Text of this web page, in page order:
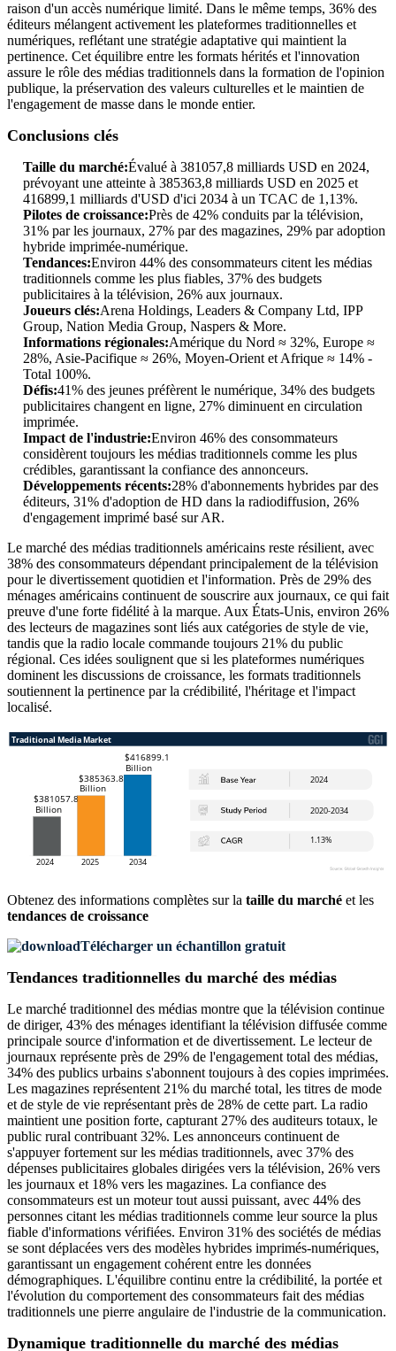
raison d'un accès numérique limité. Dans le même temps, 36% des
éditeurs mélangent activement les plateformes traditionnelles et
numériques, reflétant une stratégie adaptative qui maintient la
pertinence. Cet équilibre entre les formats hérités et l'innovation
assure le rôle des médias traditionnels dans la formation de l'opinion
publique, la préservation des valeurs culturelles et le maintien de
l'engagement de masse dans le monde entier.
Conclusions clés
Taille du marché:Évalué à 381057,8 milliards USD en 2024,
prévoyant une atteinte à 385363,8 milliards USD en 2025 et
416899,1 milliards d'USD d'ici 2034 à un TCAC de 1,13%.
Pilotes de croissance:Près de 42% conduits par la télévision,
31% par les journaux, 27% par des magazines, 29% par adoption
hybride imprimée-numérique.
Tendances:Environ 44% des consommateurs citent les médias
traditionnels comme les plus fiables, 37% des budgets
publicitaires à la télévision, 26% aux journaux.
Joueurs clés:Arena Holdings, Leaders & Company Ltd, IPP
Group, Nation Media Group, Naspers & More.
Informations régionales:Amérique du Nord ≈ 32%, Europe ≈
28%, Asie-Pacifique ≈ 26%, Moyen-Orient et Afrique ≈ 14% -
Total 100%.
Défis:41% des jeunes préfèrent le numérique, 34% des budgets
publicitaires changent en ligne, 27% diminuent en circulation
imprimée.
Impact de l'industrie:Environ 46% des consommateurs
considèrent toujours les médias traditionnels comme les plus
crédibles, garantissant la confiance des annonceurs.
Développements récents:28% d'abonnements hybrides par des
éditeurs, 31% d'adoption de HD dans la radiodiffusion, 26%
d'engagement imprimé basé sur AR.
Le marché des médias traditionnels américains reste résilient, avec
38% des consommateurs dépendant principalement de la télévision
pour le divertissement quotidien et l'information. Près de 29% des
ménages américains continuent de souscrire aux journaux, ce qui fait
preuve d'une forte fidélité à la marque. Aux États-Unis, environ 26%
des lecteurs de magazines sont liés aux catégories de style de vie,
tandis que la radio locale commande toujours 21% du public
régional. Ces idées soulignent que si les plateformes numériques
dominent les discussions de croissance, les formats traditionnels
soutiennent la pertinence par la crédibilité, l'héritage et l'impact
localisé.
Obtenez des informations complètes sur la taille du marché et les
tendances de croissance
Télécharger un échantillon gratuit
Tendances traditionnelles du marché des médias
Le marché traditionnel des médias montre que la télévision continue
de diriger, 43% des ménages identifiant la télévision diffusée comme
principale source d'information et de divertissement. Le lecteur de
journaux représente près de 29% de l'engagement total des médias,
34% des publics urbains s'abonnent toujours à des copies imprimées.
Les magazines représentent 21% du marché total, les titres de mode
et de style de vie représentant près de 28% de cette part. La radio
maintient une position forte, capturant 27% des auditeurs totaux, le
public rural contribuant 32%. Les annonceurs continuent de
s'appuyer fortement sur les médias traditionnels, avec 37% des
dépenses publicitaires globales dirigées vers la télévision, 26% vers
les journaux et 18% vers les magazines. La confiance des
consommateurs est un moteur tout aussi puissant, avec 44% des
personnes citant les médias traditionnels comme leur source la plus
fiable d'informations vérifiées. Environ 31% des sociétés de médias
se sont déplacées vers des modèles hybrides imprimés-numériques,
garantissant un engagement cohérent entre les données
démographiques. L'équilibre continu entre la crédibilité, la portée et
l'évolution du comportement des consommateurs fait des médias
traditionnels une pierre angulaire de l'industrie de la communication.
Dynamique traditionnelle du marché des médias